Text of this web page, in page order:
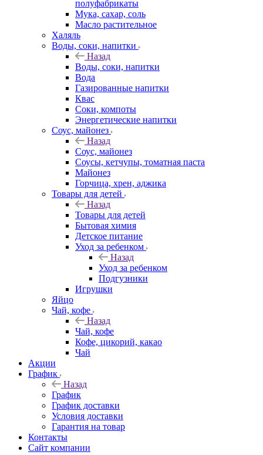
полуфабрикаты
Мука, сахар, соль
Масло растительное
Халяль
Воды, соки, напитки
Назад
Воды, соки, напитки
Вода
Газированные напитки
Квас
Соки, компоты
Энергетические напитки
Соус, майонез
Назад
Соус, майонез
Соусы, кетчупы, томатная паста
Майонез
Горчица, хрен, аджика
Товары для детей
Назад
Товары для детей
Бытовая химия
Детское питание
Уход за ребенком
Назад
Уход за ребенком
Подгузники
Игрушки
Яйцо
Чай, кофе
Назад
Чай, кофе
Кофе, цикорий, какао
Чай
Акции
График
Назад
График
График доставки
Условия доставки
Гарантия на товар
Контакты
Сайт компании